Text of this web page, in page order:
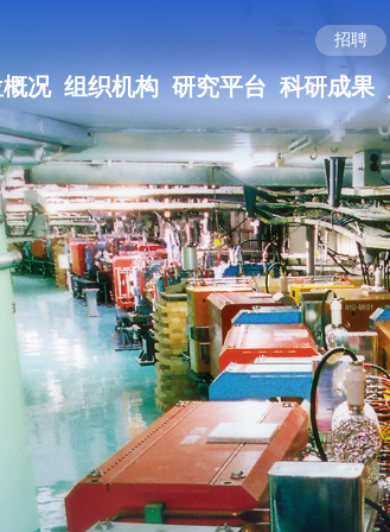
招聘
况 组织机构 研究平台 科研成果